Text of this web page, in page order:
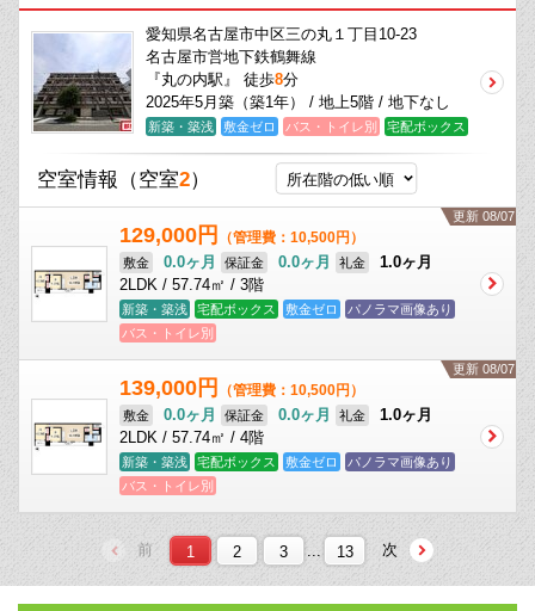
愛知県名古屋市中区三の丸１丁目10-23
名古屋市営地下鉄鶴舞線
『丸の内駅』 徒歩8分
2025年5月築（築1年） / 地上5階 / 地下なし
新築・築浅 敷金ゼロ バス・トイレ別 宅配ボックス
空室情報 （空室2）
更新 08/07
129,000円 （管理費：10,500円）
敷金 0.0ヶ月 保証金 0.0ヶ月 礼金
1.0ヶ月
2LDK / 57.74㎡ / 3階
新築・築浅 宅配ボックス 敷金ゼロ
パノラマ画像あり
バス・トイレ別
更新 08/07
139,000円 （管理費：10,500円）
敷金 0.0ヶ月 保証金 0.0ヶ月 礼金
1.0ヶ月
2LDK / 57.74㎡ / 4階
新築・築浅 宅配ボックス 敷金ゼロ
パノラマ画像あり
バス・トイレ別
前 1 2 3 13 次